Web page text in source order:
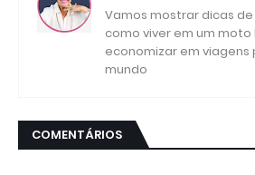
Vamos mostrar dicas
como viver em um
economizar em viagens
mundo
COMENTÁRIOS